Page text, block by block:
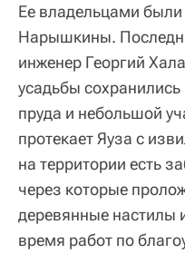
Ее владельцами
Нарышкины.
инженер Георгий
усадьбы
пруда и небольшой
протекает Яуза с
на территории есть
через которые
деревянные настилы
время работ по